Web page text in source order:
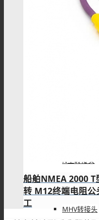
UHF转接头
N型转接头
MHV转接头
船舶NMEA 2000 T
转 M12终端电阻公
工